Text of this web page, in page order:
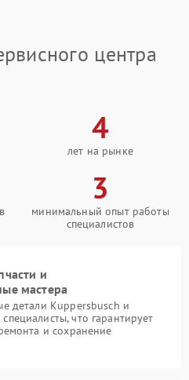
центра
4
лет на рынке
3
минимальный опыт работы
специалистов
и
мастера
детали Kuppersbusch и
что гарантирует
и сохранение